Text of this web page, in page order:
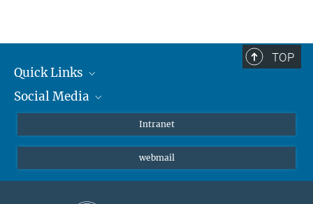
TOP
Quick Links
Student*innen/Wissenschaftler*innen
Social Media
Bluesky
Intranet
webmail